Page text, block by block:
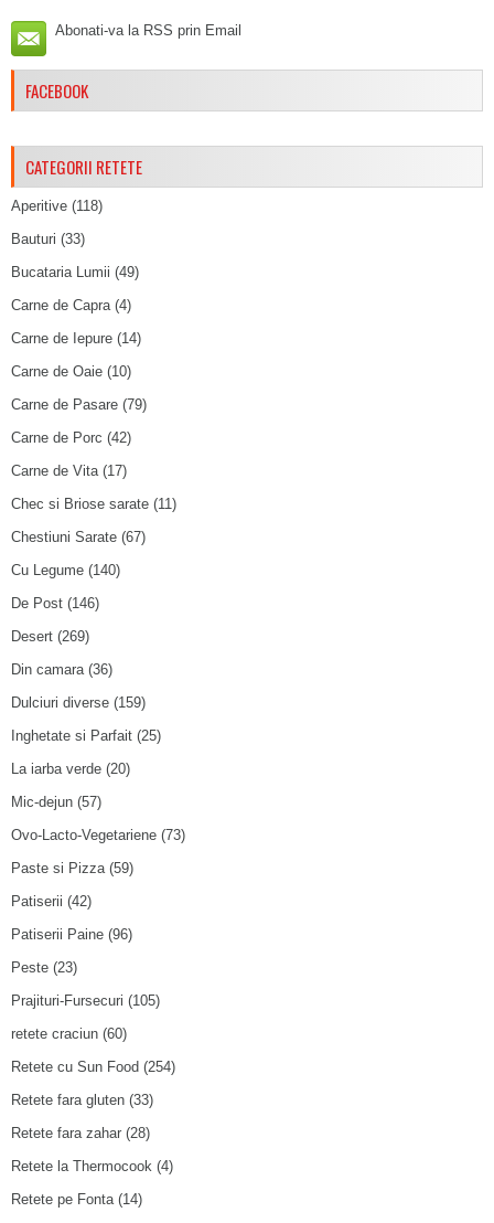
Abonati-va la RSS prin Email
FACEBOOK
CATEGORII RETETE
Aperitive (118)
Bauturi (33)
Bucataria Lumii (49)
Carne de Capra(4)
Carne de Iepure (14)
Carne de Oaie (10)
Carne de Pasare (79)
Carne de Porc (42)
Carne de Vita(17)
Chec si Briose sarate (11)
Chestiuni Sarate (67)
Cu Legume (140)
De Post (146)
Desert (269)
Din camara(36)
Dulciuri diverse (159)
Inghetate si Parfait (25)
La iarba verde (20)
Mic-dejun (57)
Ovo-Lacto-Vegetariene (73)
Paste si Pizza(59)
Patiserii (42)
Patiserii Paine (96)
Peste (23)
Prajituri-Fursecuri (105)
retete craciun (60)
Retete cu Sun Food (254)
Retete fara gluten (33)
Retete fara zahar (28)
Retete la Thermocook (4)
Retete pe Fonta(14)